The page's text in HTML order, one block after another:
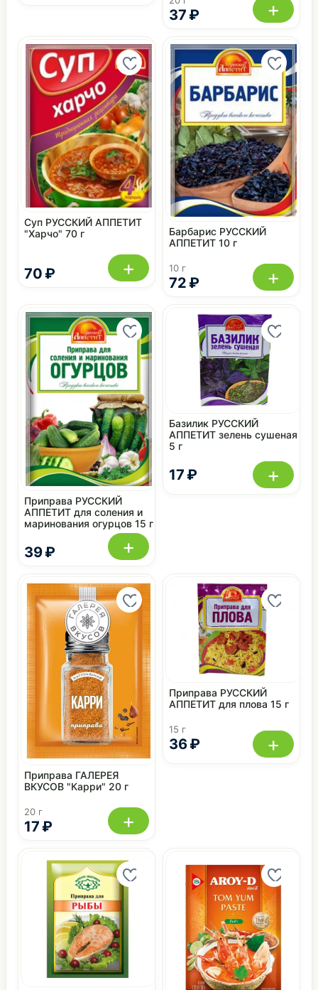
37 ₽ +
70 ₽
Суп РУССКИЙ АППЕТИТ
"Харчо" 70 г
+
72 ₽
Барбарис РУССКИЙ
АППЕТИТ 10 г
10 г +
39 ₽
Приправа РУССКИЙ
АППЕТИТ для соления и
маринования огурцов 15 г
+
17 ₽
Базилик РУССКИЙ
АППЕТИТ зелень сушеная
5 г
+
17 ₽
Приправа ГАЛЕРЕЯ
ВКУСОВ "Карри" 20 г
20 г +
36 ₽
Приправа РУССКИЙ
АППЕТИТ для плова 15 г
15 г
+